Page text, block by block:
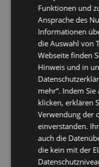
Klinikum Garmisch-
Partenkirchen GmbH[2003]
Klinikum Landsberg am Lech
Klinikum Nürnberg [2003]
GmbH & Co[2003]
Konrad Reitz Ventilatoren
GmbH & Co KG
Konvekta AG[2003]
KPS Prüfservice GmbH
(Finnland)[2003]
Krankenhaus Cuxhaven
Funktionen und
Ansprache des
Informationen
die Auswahl von
Webseite finden
Hinweis und in
mehr“. Indem
klicken, erklären
Verwendung der
einverstanden.
auch die
die kein mit der